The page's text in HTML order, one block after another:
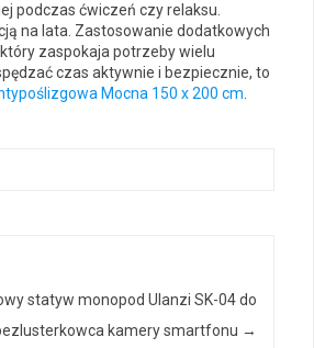
podczas ćwiczeń czy relaksu.
na lata. Zastosowanie dodatkowych
zaspokaja potrzeby wielu
czas aktywnie i bezpiecznie, to
Mocna 150 x 200 cm.
statyw monopod Ulanzi SK-04 do
kamery smartfonu →